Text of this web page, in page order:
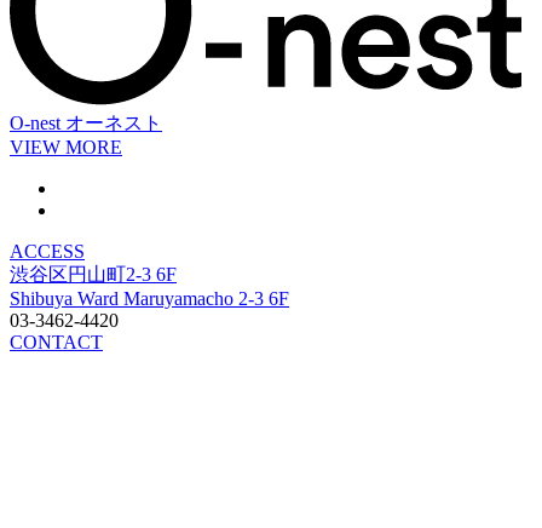
O-nest オーネスト
VIEW MORE
ACCESS
渋谷区円山町2-3 6F
Shibuya Ward Maruyamacho 2-3 6F
03-3462-4420
CONTACT